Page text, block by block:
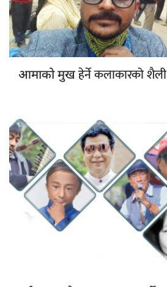
आमाको मुखहेर्ने कलाकारको शैली